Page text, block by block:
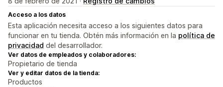
Acceso a los datos
Esta aplicación necesita acceso a los siguientes datos para
funcionar en tu tienda. Obtén más información en la política de
privacidad del desarrollador.
Ver datos de empleados y colaboradores:
Propietario de tienda
Ver y editar datos de la tienda:
Productos